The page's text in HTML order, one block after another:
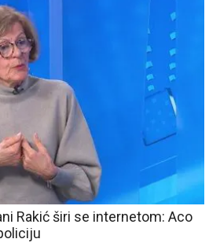
Rakić širi se internetom: Aco